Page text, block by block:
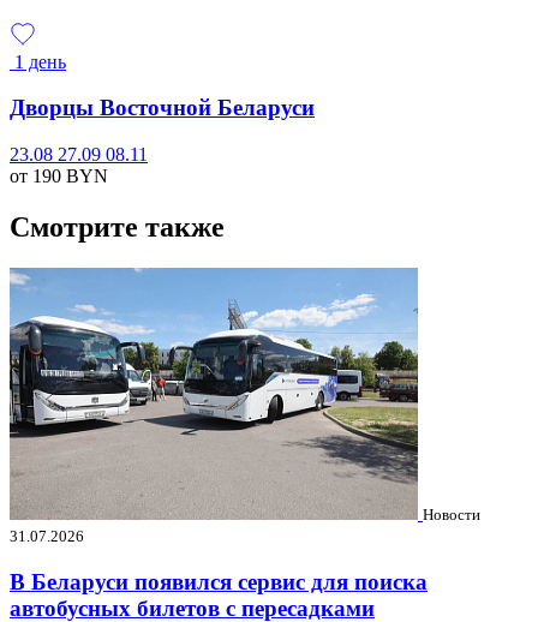
1 день
Дворцы Восточной Беларуси
23.08 27.09 08.11
от 190 BYN
Смотрите также
Новости
31.07.2026
В Беларуси появился сервис для поиска
автобусных билетов с пересадками